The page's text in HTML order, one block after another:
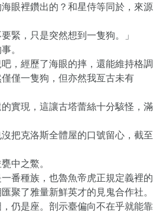
眼裡鑽出的？和星侍等同於，來源
緊，只是突然想到一隻狗。」
。
，經歷了海眼的摔，還能維持格調
僅一隻狗，但亦然我亙古未有
實現，這讓古塔蕾絲十分駭怪，滿
把克洛斯全體屋的口號留心，截至
中之鱉。
番種族，也魯魚帝虎正規定義裡的
聚了雅量新鮮英才的見鬼合作社。
仍是座。剖示臺偏向不在乎就能靠